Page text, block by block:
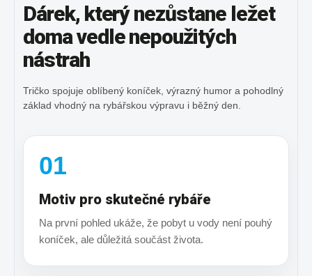
Dárek, který nezůstane ležet
doma vedle nepoužitých
nástrah
Tričko spojuje oblíbený koníček, výrazný humor a pohodlný
základ vhodný na rybářskou výpravu i běžný den.
01
Motiv pro skutečné rybáře
Na první pohled ukáže, že pobyt u vody není pouhý
koníček, ale důležitá součást života.